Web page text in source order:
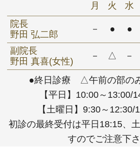
●終日診療 △午前の部の
【平日】10:00～13:00/
【土曜日】9:30～12:30/
初診の最終受付は平日18:15、
すのでご注意下さ
月 火 水
院長
野田 弘二郎
－ ● ●
副院長
野田 真喜(女性)
－ △ －